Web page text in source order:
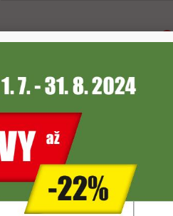
Skladová dostupnost se může lišit. V